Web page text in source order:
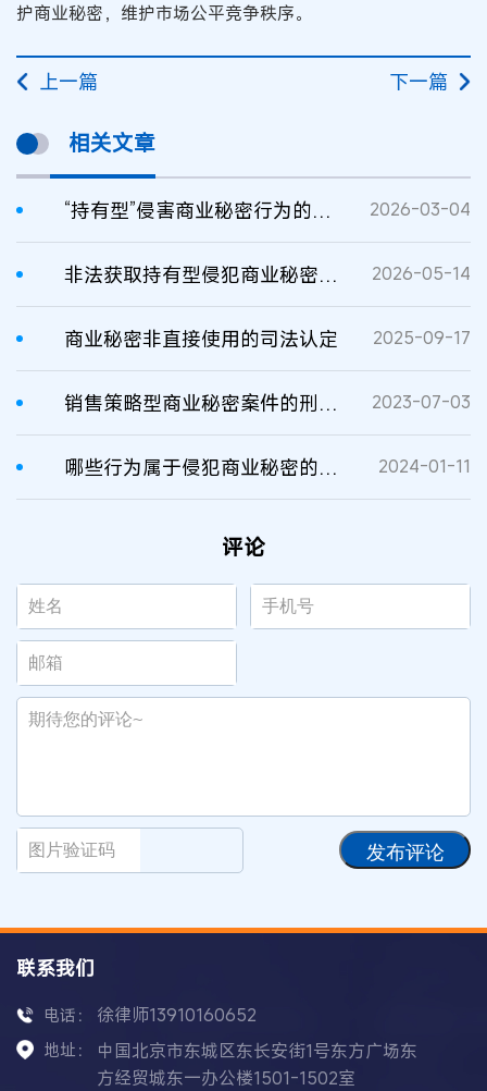
护商业秘密，维护市场公平竞争秩序。
上一篇 下一篇
相关文章
“持有型”侵害商业秘密行为的司法认定规则之厘清与再造 2026-03-04
非法获取持有型侵犯商业秘密罪的认定 2026-05-14
商业秘密非直接使用的司法认定 2025-09-17
销售策略型商业秘密案件的刑法适用问题分析 2023-07-03
哪些行为属于侵犯商业秘密的行为？ 2024-01-11
评论
发布评论
联系我们
电话： 徐律师13910160652
地址：
中国北京市东城区东长安街1号东方广场东
方经贸城东一办公楼1501-1502室